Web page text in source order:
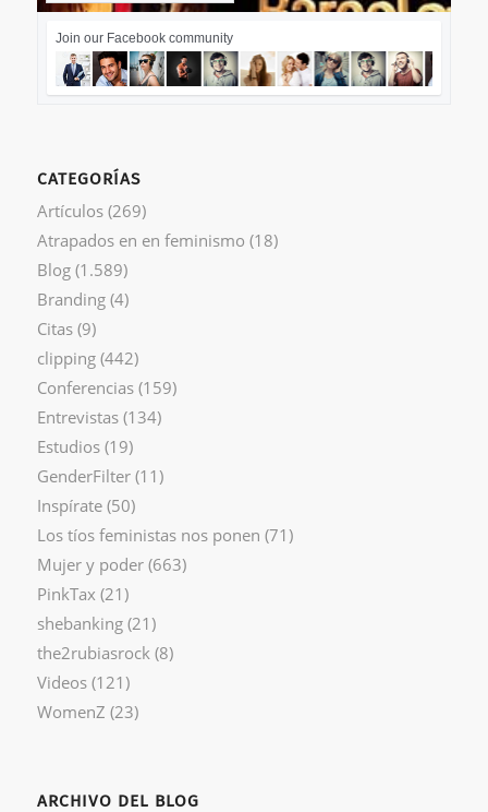
Join our Facebook community
CATEGORÍAS
Artículos(269)
Atrapados en en feminismo (18)
Blog(1.589)
Branding(4)
Citas(9)
clipping(442)
Conferencias(159)
Entrevistas(134)
Estudios(19)
GenderFilter(11)
Inspírate(50)
Los tíos feministas nos ponen (71)
Mujer y poder(663)
PinkTax (21)
shebanking(21)
the2rubiasrock (8)
Videos(121)
WomenZ (23)
ARCHIVO DEL BLOG